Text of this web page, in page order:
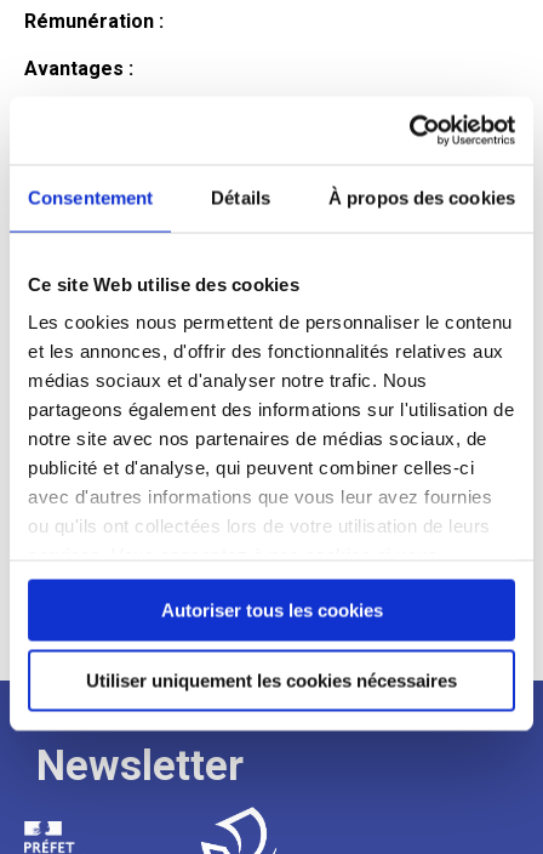
Consentement Détails À propos des cookies
Ce site Web utilise des cookies
Les cookies nous permettent de personnaliser le contenu
et les annonces, d'offrir des fonctionnalités relatives aux
médias sociaux et d'analyser notre trafic. Nous
partageons également des informations sur l'utilisation de
notre site avec nos partenaires de médias sociaux, de
publicité et d'analyse, qui peuvent combiner celles-ci
avec d'autres informations que vous leur avez fournies
ou qu'ils ont collectées lors de votre utilisation de leurs
continuez à utiliser notre site Web.
Autoriser tous les cookies
Utiliser uniquement les cookies nécessaires
Rémunération :
Avantages :
candidat
Qualifications et diplômes :
Profil recherché :
Expérience :
Processus
de
recrutement
Newsletter